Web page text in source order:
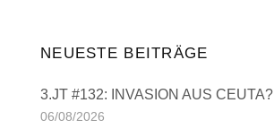
NEUESTE BEITRÄGE
3.JT #132: INVASION AUS CEUTA?
06/08/2026